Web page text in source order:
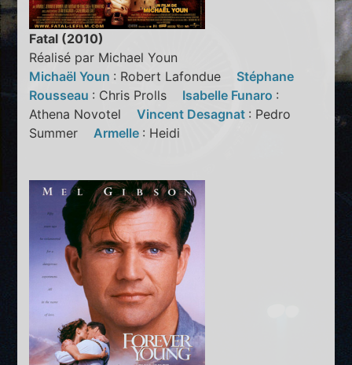
Fatal (2010)
Réalisé par Michael Youn
Michaël Youn : Robert Lafondue Stéphane
Rousseau : Chris Prolls Isabelle Funaro :
Athena NovotelVincent Desagnat : Pedro
SummerArmelle : Heidi